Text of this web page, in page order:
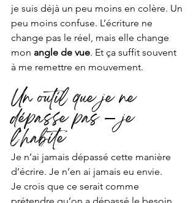
je suis déjà un peu moins en colère. Un
peu moins confuse. L’écriture ne
change pas le réel, mais elle change
mon angle de vue. Et ça suffit souvent
à me remettre en mouvement.
Un outil que je ne
dépasse pas — je
l’habite
Je n’ai jamais dépassé cette manière
d’écrire. Je n’en ai jamais eu envie.
Je crois que ce serait comme